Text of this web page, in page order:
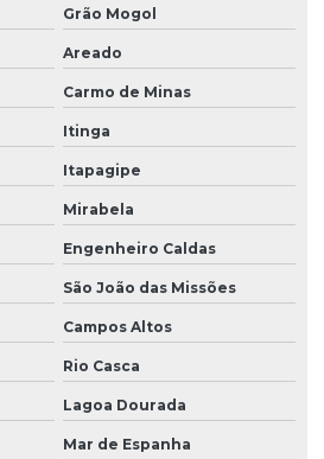
Grão Mogol
Areado
Carmo de Minas
Itinga
Itapagipe
Mirabela
Engenheiro Caldas
São João das Missões
Campos Altos
Rio Casca
Lagoa Dourada
Mar de Espanha